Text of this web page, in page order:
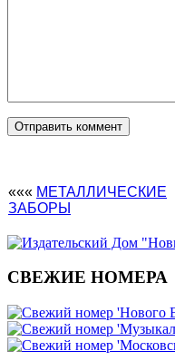
««« МЕТАЛЛИЧЕСКИЕ
ЗАБОРЫ
СВЕЖИЕ НОМЕРА